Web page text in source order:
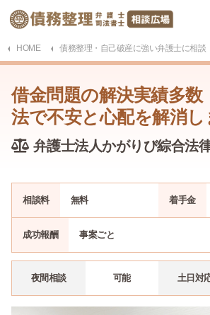
HOME 債務整理・自己破産に強い弁護士に相談
借金問題の解決実績多数
法で不安と心配を解消し
弁護士法人かがりび綜合法
相談料 無料 着手金
成功報酬 事案ごと
夜間相談 可能 土日対